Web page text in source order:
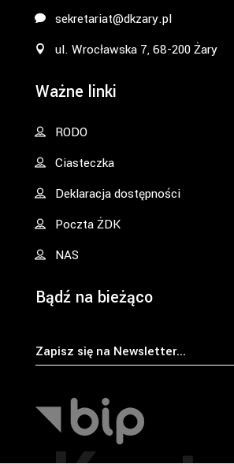
sekretariat@dkzary.pl
ul. Wrocławska 7, 68-200 Żary
Ważne linki
RODO
Ciasteczka
Deklaracja dostępności
Poczta ŻDK
NAS
Bądź na bieżąco